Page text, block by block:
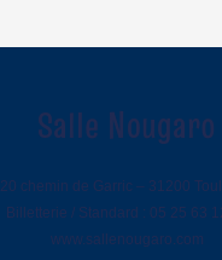
Salle Nougaro
20 chemin de Garric – 31200
Billetterie / Standard : 05 25 63
www.sallenougaro.com